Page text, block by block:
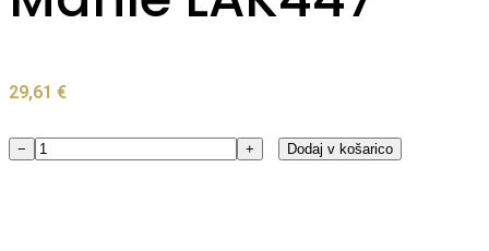
29,61 €
Filter
− + Dodaj v košarico